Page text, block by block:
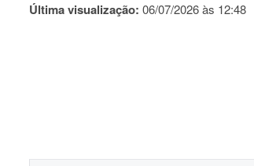
Última visualização: 06/07/2026 às 12:48